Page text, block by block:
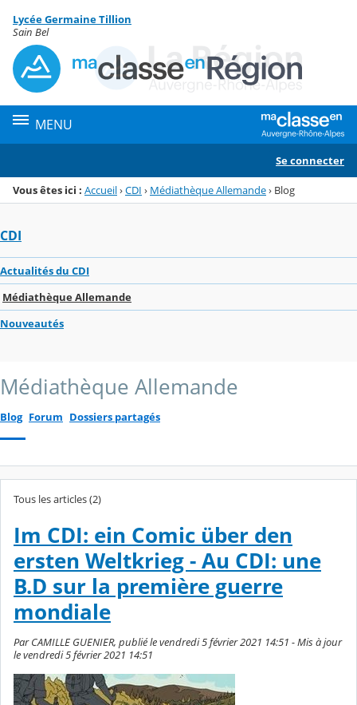
Menu de la rubrique
Contenu
Lycée Germaine Tillion
Sain Bel
MENU
Se connecter
Vous êtes ici : Accueil›CDI › Médiathèque Allemande› Blog
CDI
Actualités du CDI
Médiathèque Allemande
Nouveautés
Médiathèque Allemande
Blog Forum Dossiers partagés
Tous les articles (2)
Im CDI: ein Comic über den
ersten Weltkrieg - Au CDI: une
B.D sur la première guerre
mondiale
Par CAMILLE GUENIER, publié le vendredi 5 février 2021 14:51 - Mis à jour
le vendredi 5 février 2021 14:51